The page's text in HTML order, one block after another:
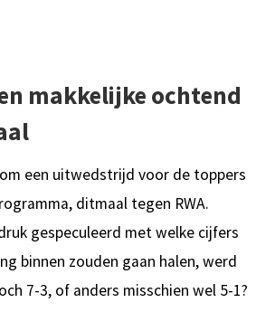
makkelijke ochtend
een uitwedstrijd voor de toppers
ditmaal tegen RWA.
gespeculeerd met welke cijfers
binnen zouden gaan halen, werd
7-3, of anders misschien wel 5-1?